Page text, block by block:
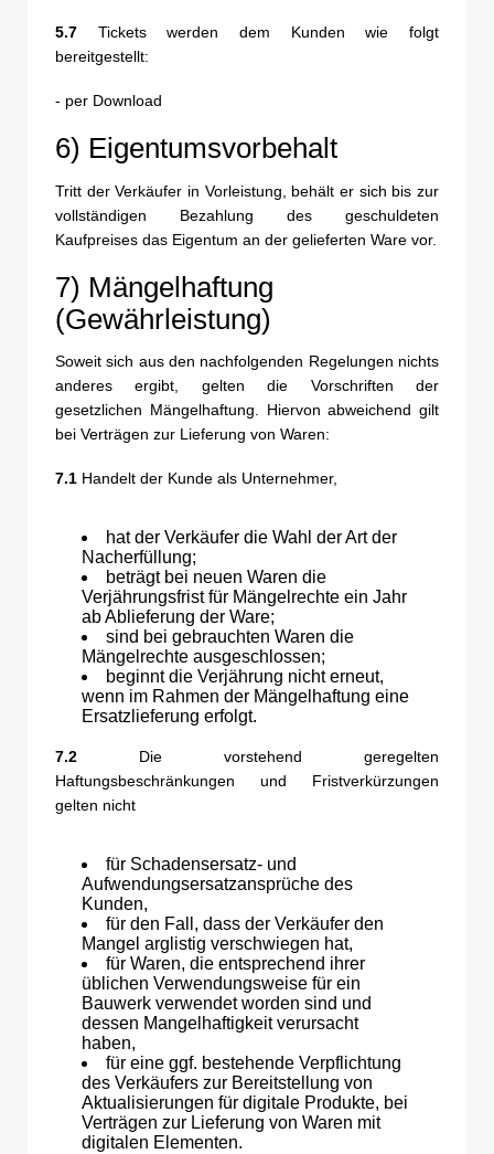
5.7 Tickets werden dem Kunden wie folgt
bereitgestellt:
- per Download
6) Eigentumsvorbehalt
Tritt der Verkäufer in Vorleistung, behält er sich bis zur
vollständigen Bezahlung des geschuldeten
Kaufpreises das Eigentum an der gelieferten Ware vor.
7) Mängelhaftung
(Gewährleistung)
Soweit sich aus den nachfolgenden Regelungen nichts
anderes ergibt, gelten die Vorschriften der
gesetzlichen Mängelhaftung. Hiervon abweichend gilt
bei Verträgen zur Lieferung von Waren:
7.1 Handelt der Kunde als Unternehmer,
hat der Verkäufer die Wahl der Art der
Nacherfüllung;
beträgt bei neuen Waren die
Verjährungsfrist für Mängelrechte ein Jahr
ab Ablieferung der Ware;
sind bei gebrauchten Waren die
Mängelrechte ausgeschlossen;
beginnt die Verjährung nicht erneut,
wenn im Rahmen der Mängelhaftung eine
Ersatzlieferung erfolgt.
7.2 Die vorstehend geregelten
Haftungsbeschränkungen und Fristverkürzungen
gelten nicht
für Schadensersatz- und
Aufwendungsersatzansprüche des
Kunden,
für den Fall, dass der Verkäufer den
Mangel arglistig verschwiegen hat,
für Waren, die entsprechend ihrer
üblichen Verwendungsweise für ein
Bauwerk verwendet worden sind und
dessen Mangelhaftigkeit verursacht
haben,
für eine ggf. bestehende Verpflichtung
des Verkäufers zur Bereitstellung von
Aktualisierungen für digitale Produkte, bei
Verträgen zur Lieferung von Waren mit
digitalen Elementen.